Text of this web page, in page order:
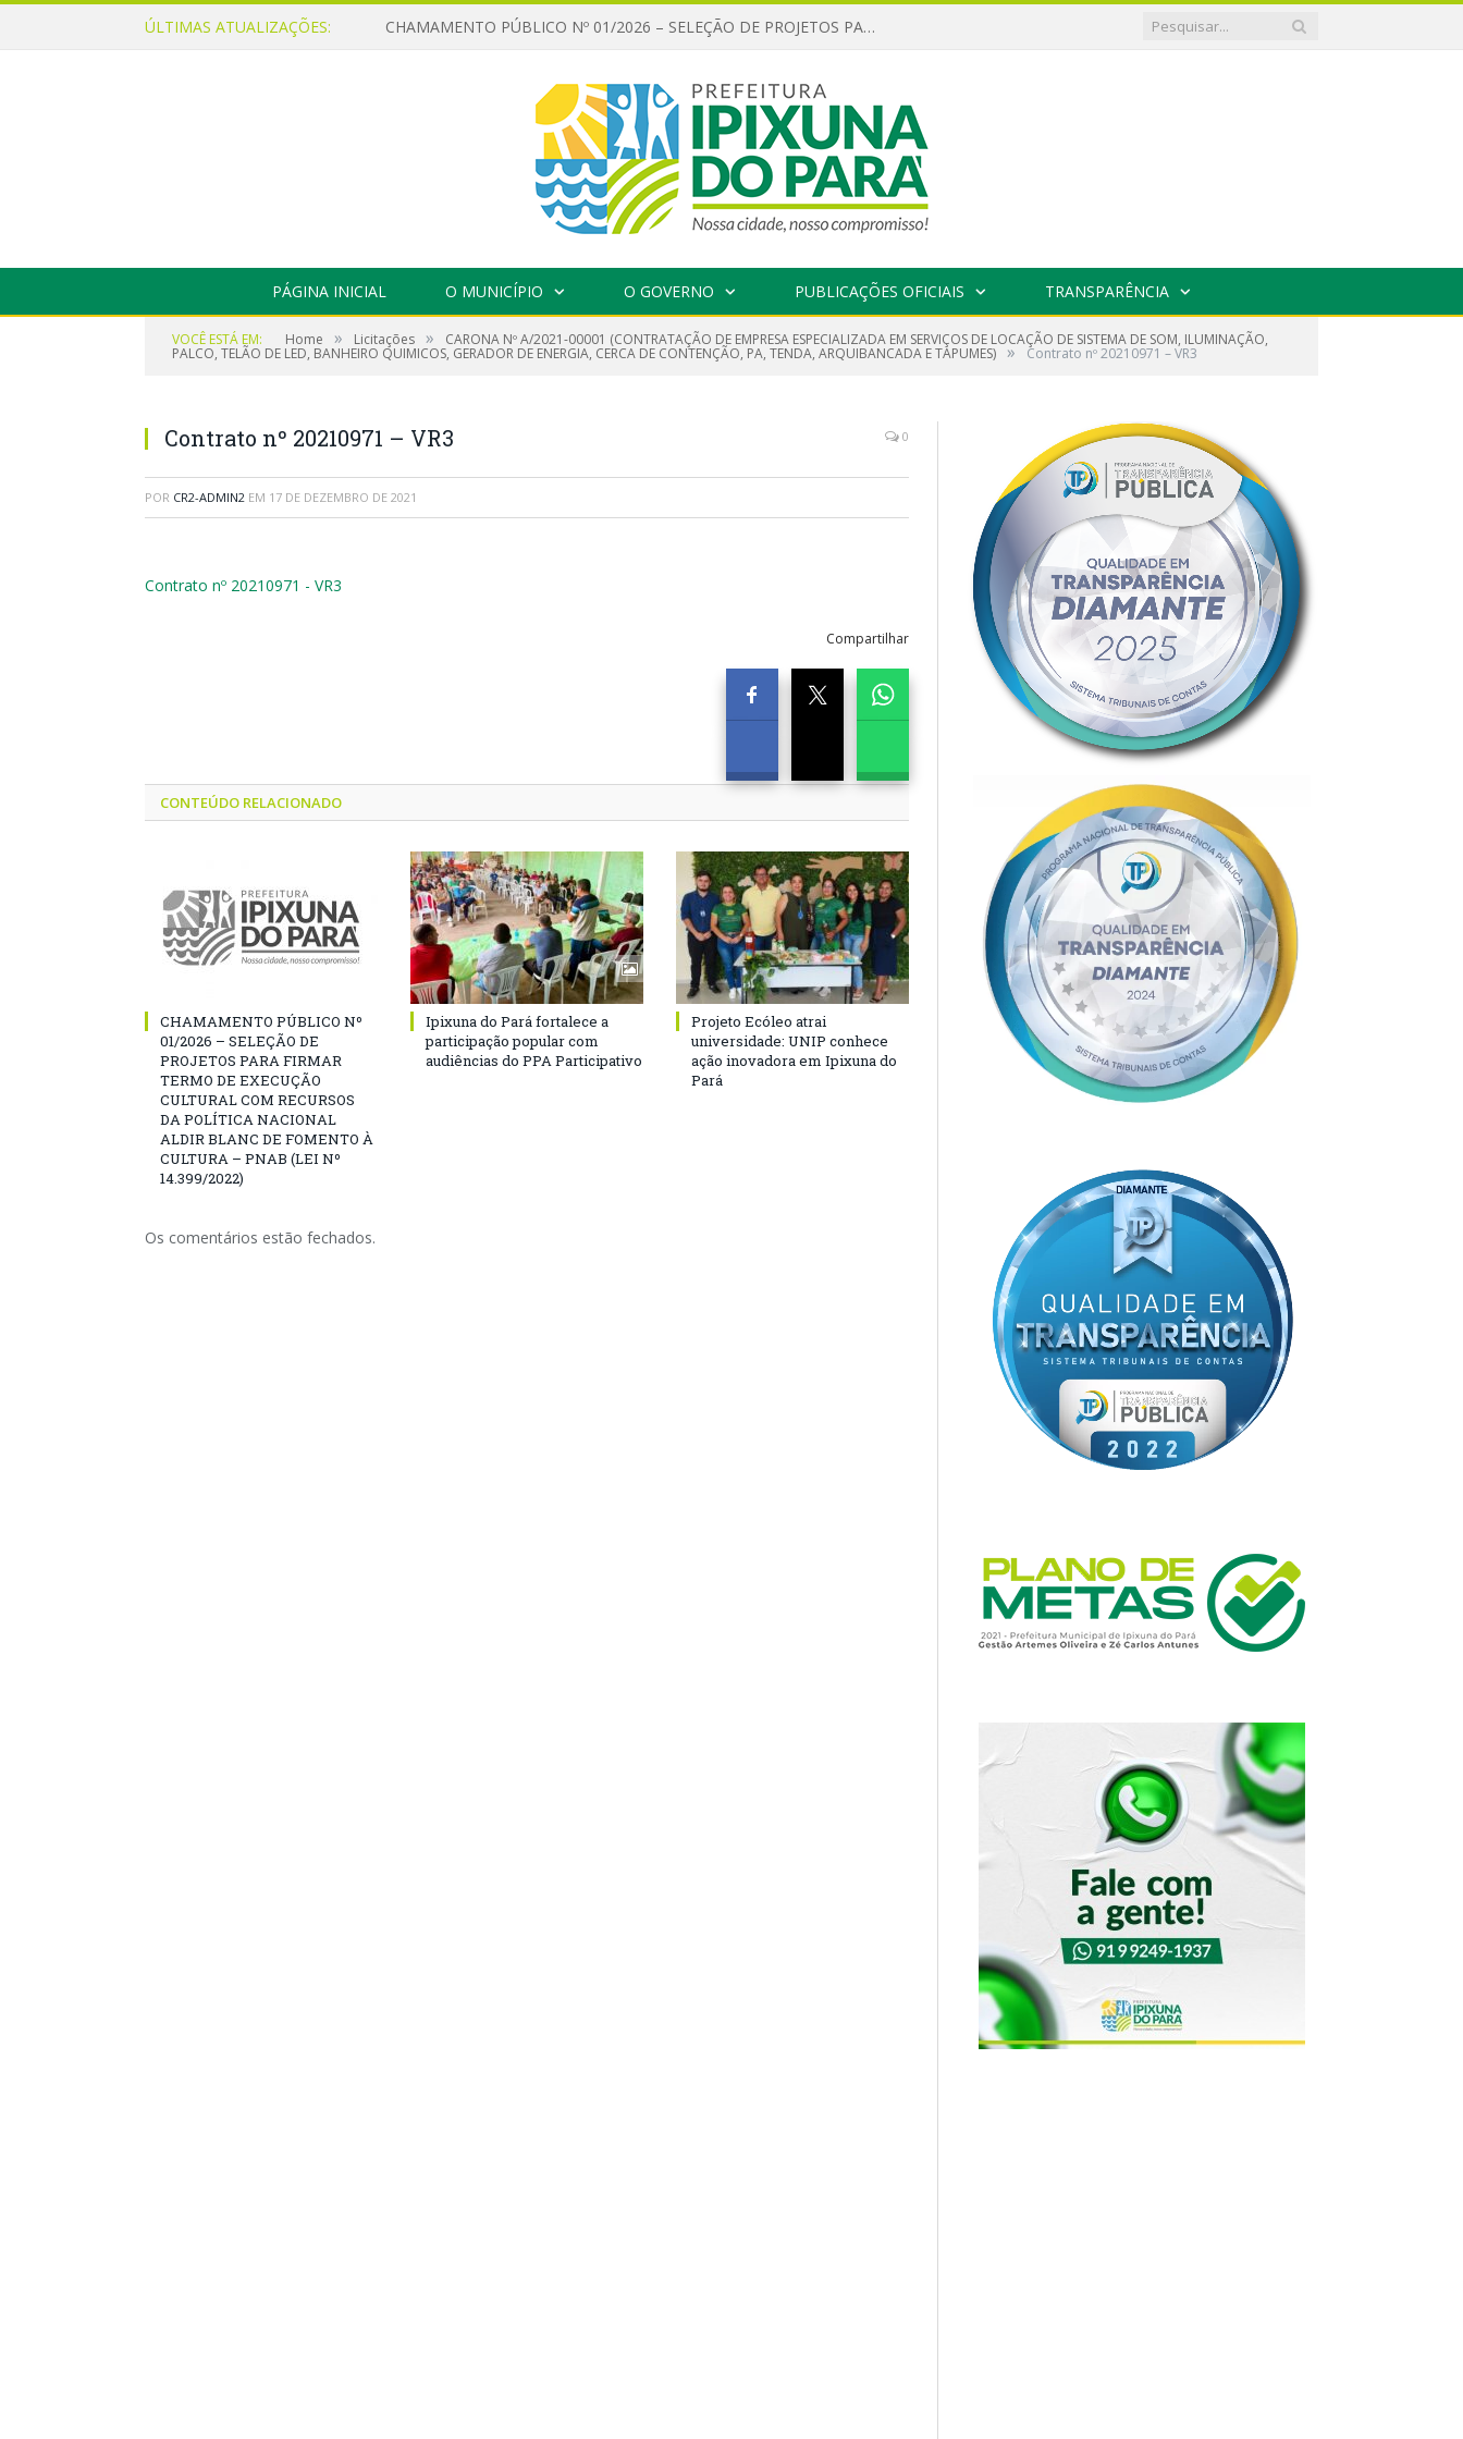
ÚLTIMAS ATUALIZAÇÕES: CHAMAMENTO PÚBLICO Nº 01/2026 – SELEÇÃO DE PROJETOS PARA FIRMAR TERMO DE EXECUÇÃO CULTURAL COM RECURSOS DA POLÍTICA NACIONAL ALDIR BLANC DE FOMENTO À CULTURA – PNAB (LEI Nº 14.399/2022)
PÁGINA INICIAL O MUNICÍPIO O GOVERNO PUBLICAÇÕES OFICIAIS TRANSPARÊNCIA
VOCÊ ESTÁ EM: Home » Licitações » CARONA Nº A/2021-00001 (CONTRATAÇÃO DE EMPRESA ESPECIALIZADA EM SERVIÇOS DE LOCAÇÃO DE SISTEMA DE SOM, ILUMINAÇÃO,
PALCO, TELÃO DE LED, BANHEIRO QUIMICOS, GERADOR DE ENERGIA, CERCA DE CONTENÇÃO, PA, TENDA, ARQUIBANCADA E TAPUMES) » Contrato nº 20210971 – VR3
Contrato nº 20210971 – VR3 0
POR CR2-ADMIN2 EM 17 DE DEZEMBRO DE 2021
Contrato nº 20210971 - VR3
Compartilhar
CONTEÚDO RELACIONADO
CHAMAMENTO PÚBLICO Nº
01/2026 – SELEÇÃO DE
PROJETOS PARA FIRMAR
TERMO DE EXECUÇÃO
CULTURAL COM RECURSOS
DA POLÍTICA NACIONAL
ALDIR BLANC DE FOMENTO À
CULTURA – PNAB (LEI Nº
14.399/2022)
Ipixuna do Pará fortalece a
participação popular com
audiências do PPA Participativo
Projeto Ecóleo atrai
universidade: UNIP conhece
ação inovadora em Ipixuna do
Pará
Os comentários estão fechados.